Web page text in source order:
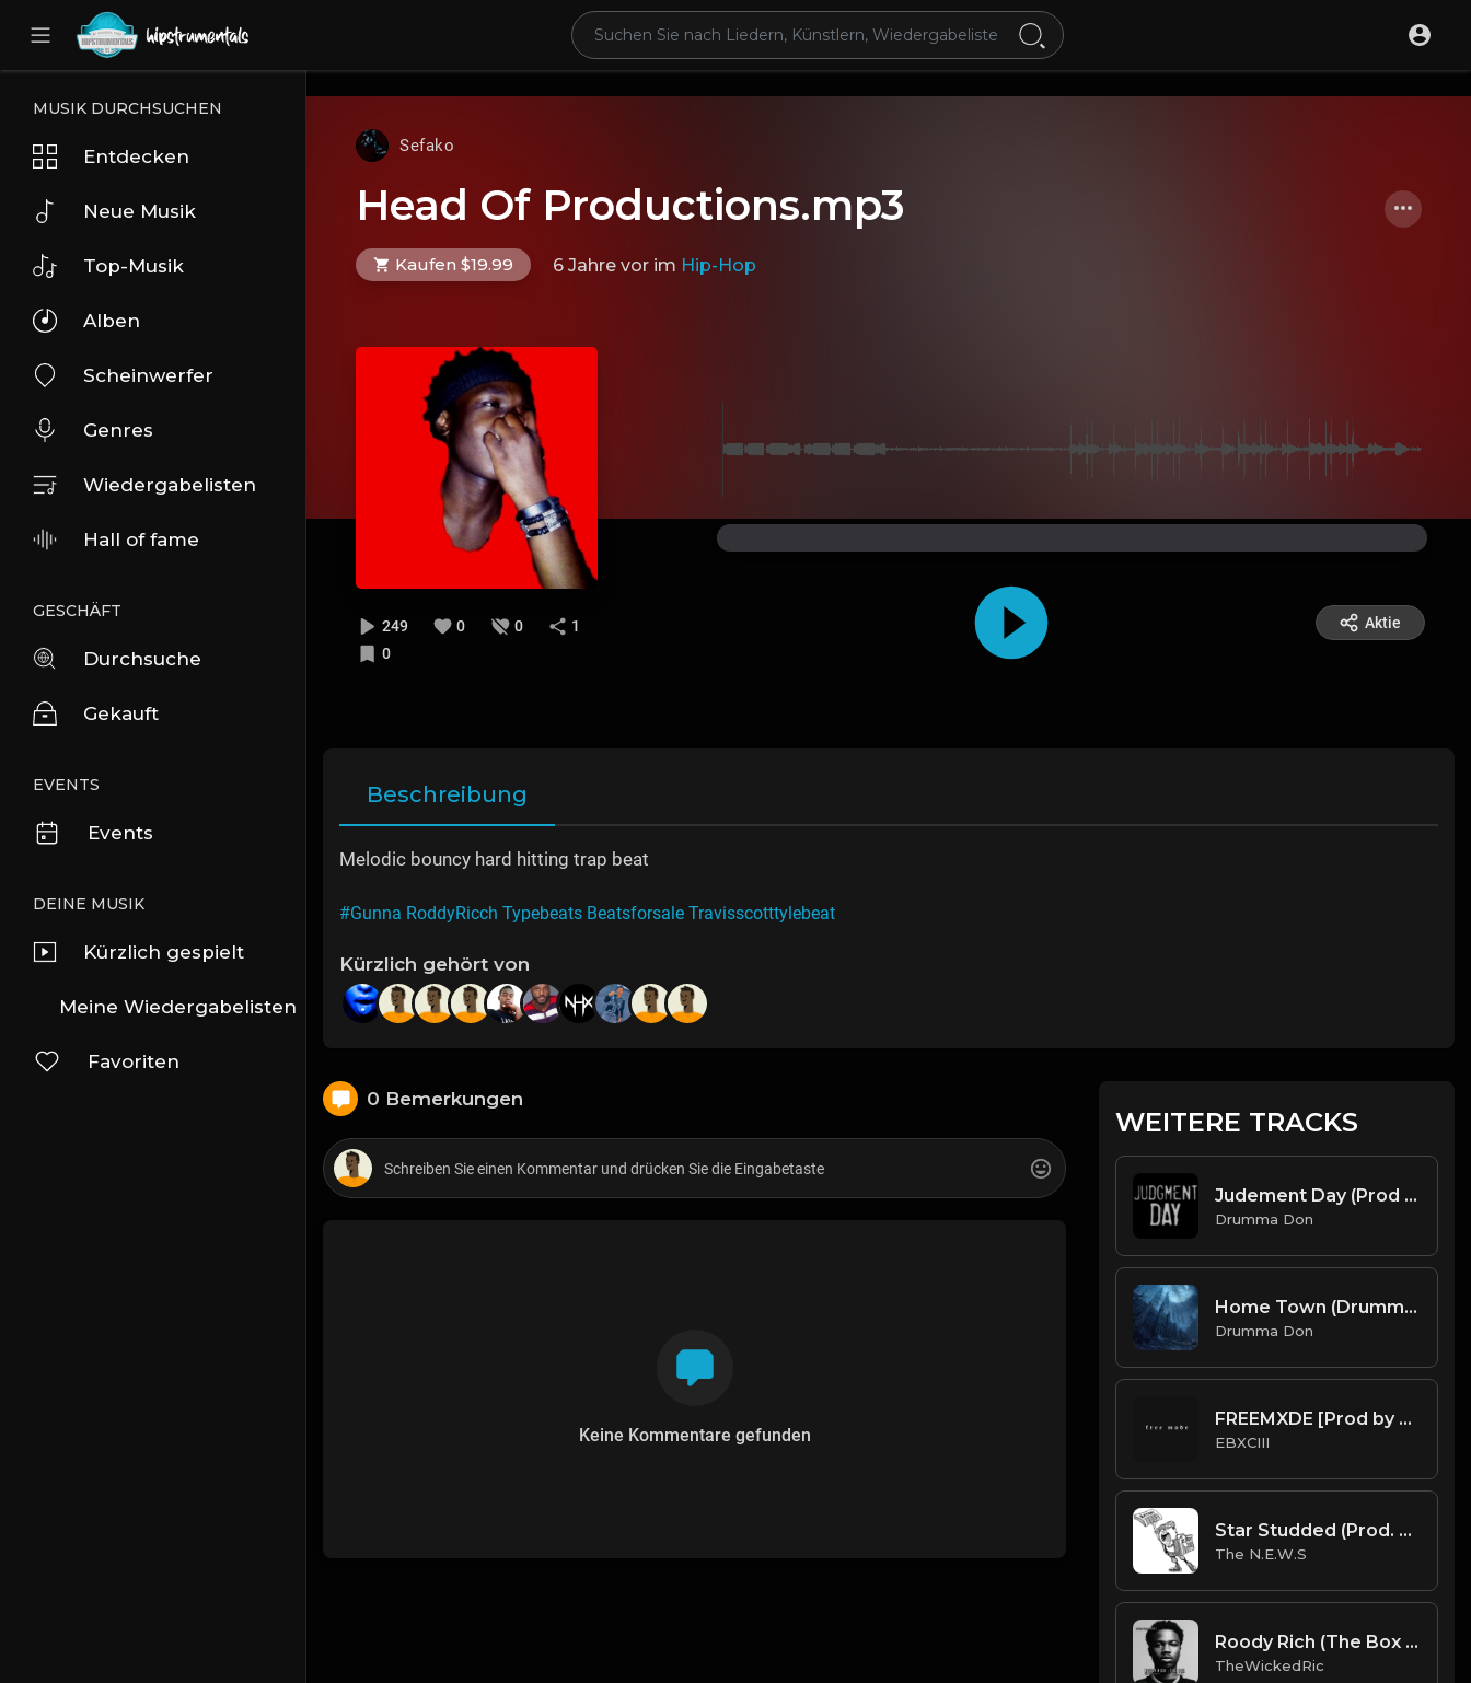
UA-36237165-1
MUSIK DURCHSUCHEN
Entdecken
Neue Musik
Top-Musik
Alben
Scheinwerfer
Genres
Wiedergabelisten
Hall of fame
GESCHÄFT
Durchsuche
Gekauft
EVENTS
Events
DEINE MUSIK
Kürzlich gespielt
Meine Wiedergabelisten
Favoriten
Sefako
Head Of Productions.mp3
Kaufen $19.99 6 Jahre vor im Hip-Hop
249 0 0
1
0
Aktie
Beschreibung
Melodic bouncy hard hitting trap beat
#Gunna RoddyRicch Typebeats Beatsforsale Travisscotttylebeat
Kürzlich gehört von
0 Bemerkungen
Keine Kommentare gefunden
WEITERE TRACKS
Judement Day (Prod Drumma Don x TheZachMichael x ProdByHDotty)
Drumma Don
Home Town (Drumma Don)
Drumma Don
FREEMXDE [Prod by EBXCIII].mp3
EBXCIII
Star Studded (Prod. by The N.E.W.S. & Xeno)
The N.E.W.S
Roody Rich (The Box Remake) (Prod. By TheWickedRic).mp3
TheWickedRic